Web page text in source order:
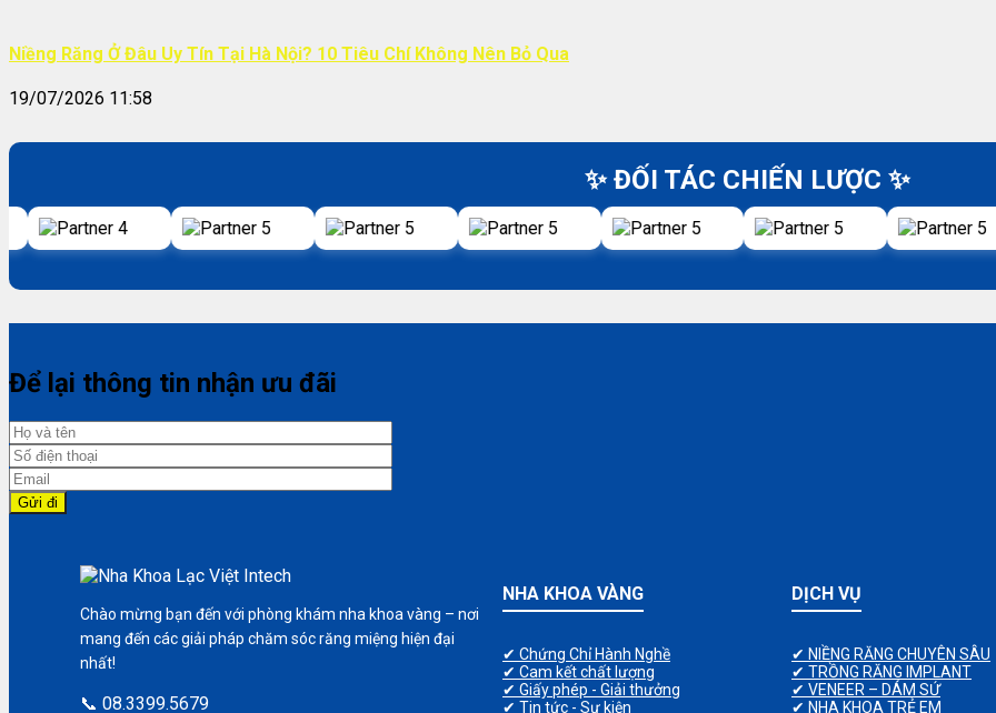
Niềng Răng Ở Đâu Uy Tín Tại Hà Nội? 10 Tiêu Chí Không Nên Bỏ Qua
19/07/2026 11:58
✨ ĐỐI TÁC CHIẾN LƯỢC ✨
Để lại thông tin nhận ưu đãi
Chào mừng bạn đến với phòng khám nha khoa vàng – nơi
mang đến các giải pháp chăm sóc răng miệng hiện đại
nhất!
📞 08.3399.5679
NHA KHOA VÀNG
✔ Chứng Chỉ Hành Nghề
✔ Cam kết chất lượng
✔ Giấy phép - Giải thưởng
✔ Tin tức - Sự kiện
DỊCH VỤ
✔ NIỀNG RĂNG CHUYÊN SÂU
✔ TRỒNG RĂNG IMPLANT
✔ VENEER – DÁM SỨ
✔ NHA KHOA TRẺ EM